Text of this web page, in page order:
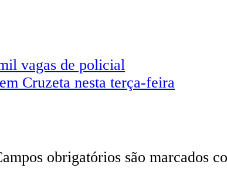
vagas de policial
Cruzeta nesta terça-feira
obrigatórios são marcados